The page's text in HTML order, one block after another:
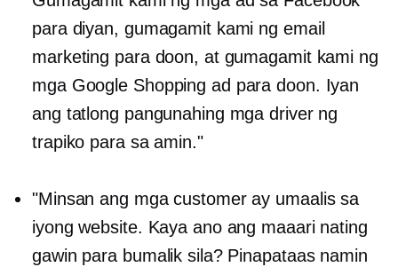
para diyan, gumagamit kami ng email
marketing para doon, at gumagamit kami ng
mga Google Shopping ad para doon. Iyan
ang tatlong pangunahing mga driver ng
trapiko para sa amin."
"Minsan ang mga customer ay umaalis sa
iyong website. Kaya ano ang maaari nating
gawin para bumalik sila? Pinapataas namin